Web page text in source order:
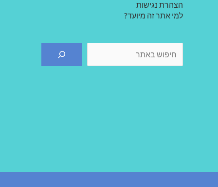
הצהרת נגישות
למי אתר זה מיועד?